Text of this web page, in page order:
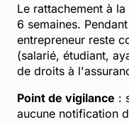
Le rattachement à
6 semaines.
entrepreneur reste
(salarié, étudiant,
de droits à
Point de vigilance :
aucune notification